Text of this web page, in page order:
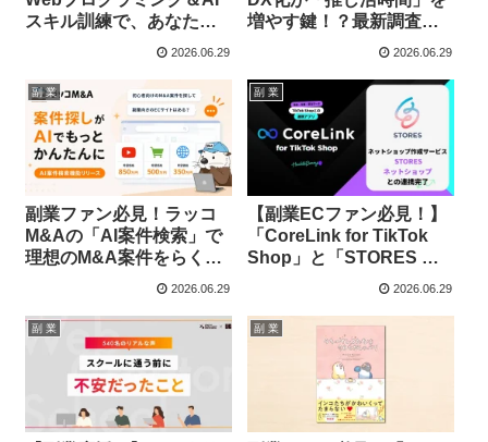
スキル訓練で、あなたの
「やりたい！」を現実
2026.06.29
増やす鍵！？最新調査で
浮き彫りになった職場の
2026.06.29
副 業
副業ファン必見！ラッコ
M&Aの「AI案件検索」で
理想のM&A案件をらくら
2026.06.29
副 業
【副業ECファン必見！】
「CoreLink for TikTok
Shop」と「STORES ネ
ットショップ」が連携！
輝かせよう！
2026.06.29
副 業 副 業